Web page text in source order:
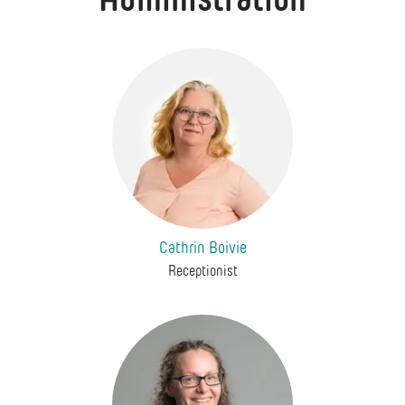
Cathrin Boivie
Receptionist